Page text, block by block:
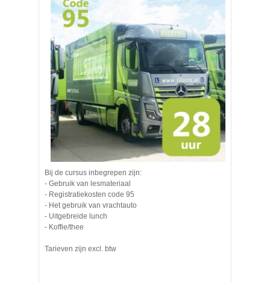
Bij de cursus inbegrepen zijn:
- Gebruik van lesmateriaal
- Registratiekosten code 95
- Het gebruik van vrachtauto
- Uitgebreide lunch
- Koffie/thee
Tarieven zijn excl. btw